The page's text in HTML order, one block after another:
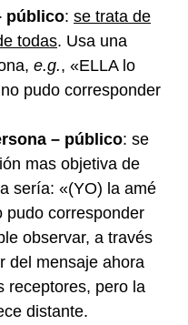
público: se trata de
todas. Usa una
e.g., «ELLA lo
pudo corresponder
– público: se
mas objetiva de
sería: «(YO) la amé
pudo corresponder
observar, a través
del mensaje ahora
receptores, pero la
distante.